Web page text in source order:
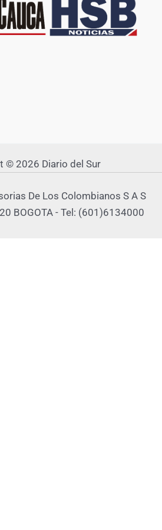
© 2026 Diario del Sur
De Los Colombianos S A S
BOGOTA - Tel: (601)6134000